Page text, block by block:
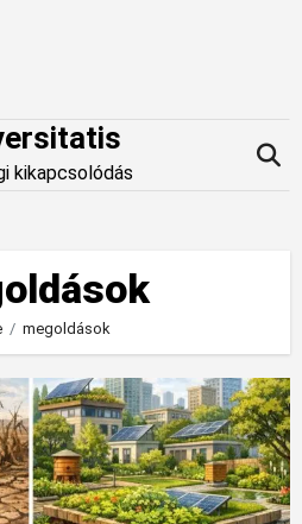
kikapcsolódás
megoldások